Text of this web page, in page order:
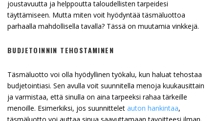
joustavuutta ja helppoutta taloudellisten tarpeidesi
täyttämiseen. Mutta miten voit hyödyntää täsmäluottoa
parhaalla mahdollisella tavalla? Tässä on muutamia vinkkejä.
BUDJETOINNIN TEHOSTAMINEN
Täsmäluotto voi olla hyödyllinen työkalu, kun haluat tehostaa
budjetointiasi. Sen avulla voit suunnitella menoja kuukausittain
ja varmistaa, että sinulla on aina tarpeeksi rahaa tärkeille
menoille. Esimerkiksi, jos suunnittelet auton hankintaa,
täsmäluotto voi auttaa sinua saavuttamaan tavoitteesi ilman,